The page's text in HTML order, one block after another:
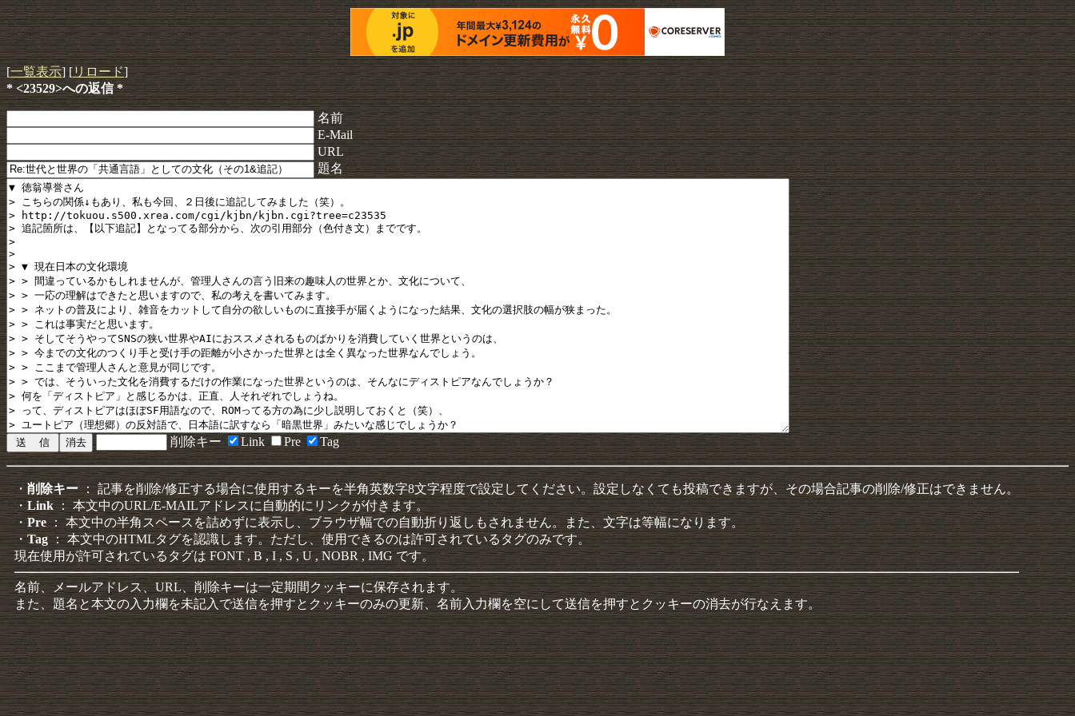
[一覧表示] [リロード]
* <23529>への返信 *
名前
E-Mail
URL
題名
削除キー Link Pre Tag
・ 削除キー： 記事を削除/修正する場合に使用するキーを半角英数字8文字程度で設定してください。設定しなくても投稿できますが、その場合記事の削除/修正はできません。
・Link： 本文中のURL/E-MAILアドレスに自動的にリンクが付きます。
・Pre ： 本文中の半角スペースを詰めずに表示し、ブラウザ幅での自動折り返しもされません。また、文字は等幅になります。
・Tag： 本文中のHTMLタグを認識します。ただし、使用できるのは許可されているタグのみです。
現在使用が許可されているタグは FONT , B , I , S , U , NOBR , IMG です。
名前、メールアドレス、URL、削除キーは一定期間クッキーに保存されます。
また、題名と本文の入力欄を未記入で送信を押すとクッキーのみの更新、名前入力欄を空にして送信を押すとクッキーの消去が行なえます。